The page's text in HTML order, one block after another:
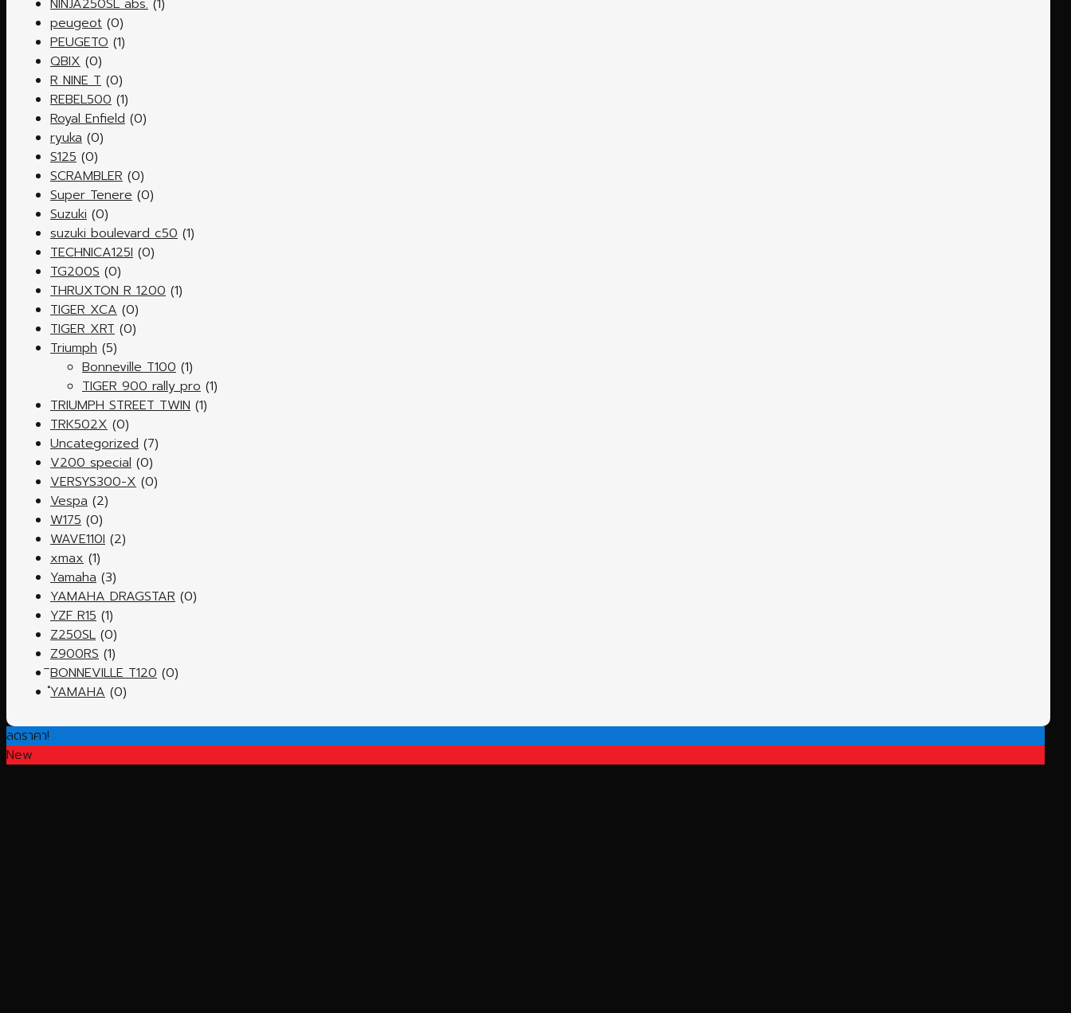
NINJA250SL abs. (1)
peugeot (0)
PEUGETO (1)
QBIX (0)
R NINE T (0)
REBEL500 (1)
Royal Enfield (0)
ryuka (0)
S125 (0)
SCRAMBLER (0)
Super Tenere (0)
Suzuki (0)
suzuki boulevard c50 (1)
TECHNICA125I (0)
TG200S (0)
THRUXTON R 1200 (1)
TIGER XCA (0)
TIGER XRT (0)
Triumph (5)
Bonneville T100 (1)
TIGER 900 rally pro (1)
TRIUMPH STREET TWIN (1)
TRK502X (0)
Uncategorized (7)
V200 special (0)
VERSYS300-X (0)
Vespa (2)
W175 (0)
WAVE110I (2)
xmax (1)
Yamaha (3)
YAMAHA DRAGSTAR (0)
YZF R15 (1)
Z250SL (0)
Z900RS (1)
ิBONNEVILLE T120 (0)
ํYAMAHA (0)
ลดราคา!
New